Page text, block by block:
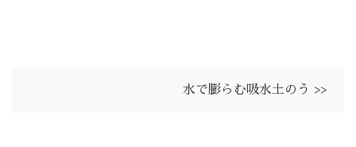
水で膨らむ吸水土のう >>